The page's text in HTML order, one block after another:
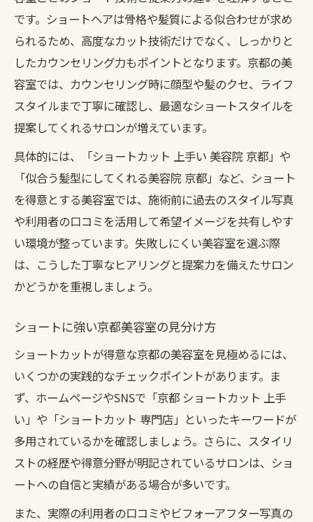
です。ショートヘアは骨格や髪質による似合わせが求め
られるため、高度なカット技術だけでなく、しっかりと
したカウンセリング力もポイントとなります。京都の美
容室では、カウンセリング時に顔型や髪のクセ、ライフ
スタイルまで丁寧に確認し、最適なショートスタイルを
提案してくれるサロンが増えています。
具体的には、「ショートカット 上手い 美容院 京都」や
「似合う髪型にしてくれる美容院 京都」など、ショート
を得意とする美容室では、施術前に過去のスタイル写真
や利用者の口コミを活用して希望イメージを共有しやす
い環境が整っています。失敗しにくい美容室を選ぶ際
は、こうした丁寧なヒアリングと提案力を備えたサロン
かどうかを重視しましょう。
ショートに強い京都美容室の見分け方
ショートカットが得意な京都の美容室を見極めるには、
いくつかの実践的なチェックポイントがあります。ま
ず、ホームページやSNSで「京都 ショートカット 上手
い」や「ショートカット 専門店」といったキーワードが
多用されているかを確認しましょう。さらに、スタイリ
ストの経歴や得意分野が明記されているサロンは、ショ
ートへの自信と実績がある場合が多いです。
また、実際の利用者の口コミやビフォーアフター写真の